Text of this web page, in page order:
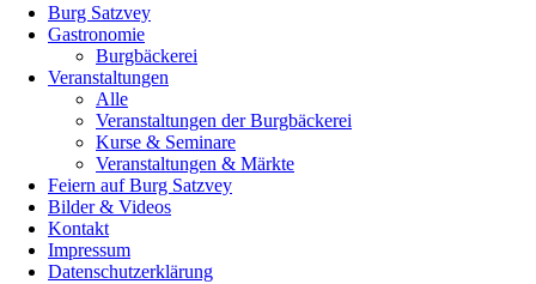
Burg Satzvey
Gastronomie
Burgbäckerei
Veranstaltungen
Alle
Veranstaltungen der Burgbäckerei
Kurse & Seminare
Veranstaltungen & Märkte
Feiern auf Burg Satzvey
Bilder & Videos
Kontakt
Impressum
Datenschutzerklärung